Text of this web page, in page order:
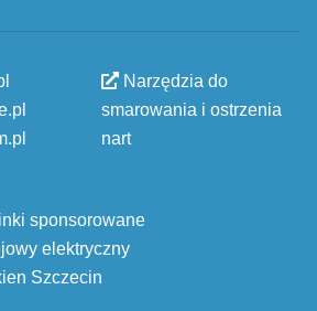
Narzędzia do
smarowania i ostrzenia
nart
sponsorowane
elektryczny
Szczecin